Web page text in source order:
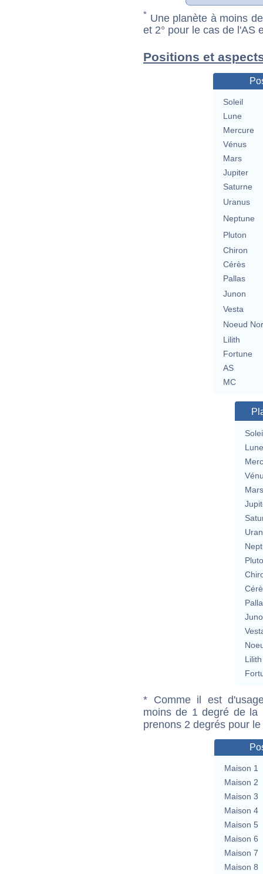
* Une planète à moins
et 2° pour le cas de l'AS
Positions et
Soleil
Lune
Mercure
Vénus
Mars
Jupiter
Saturne
Uranus
Neptune
Pluton
Chiron
Cérès
Pallas
Junon
Vesta
Noeud
Lilith
Fortune
AS
MC
Lune
Mars
Lilith
* Comme il est
moins de 1 degré de la
prenons 2 degrés pour
Maison 1
Maison 2
Maison 3
Maison 4
Maison 5
Maison 6
Maison 7
Maison 8